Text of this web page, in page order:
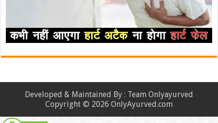
Developed & Maintained By : Team Onlyayurved
Copyright © 2026 OnlyAyurved.com